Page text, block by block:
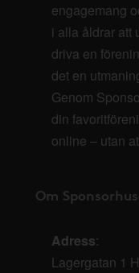
engagemang
i alla åldrar att
driva en
det en
Genom
din
online – utan
Om
Adress:
Lagergatan 1